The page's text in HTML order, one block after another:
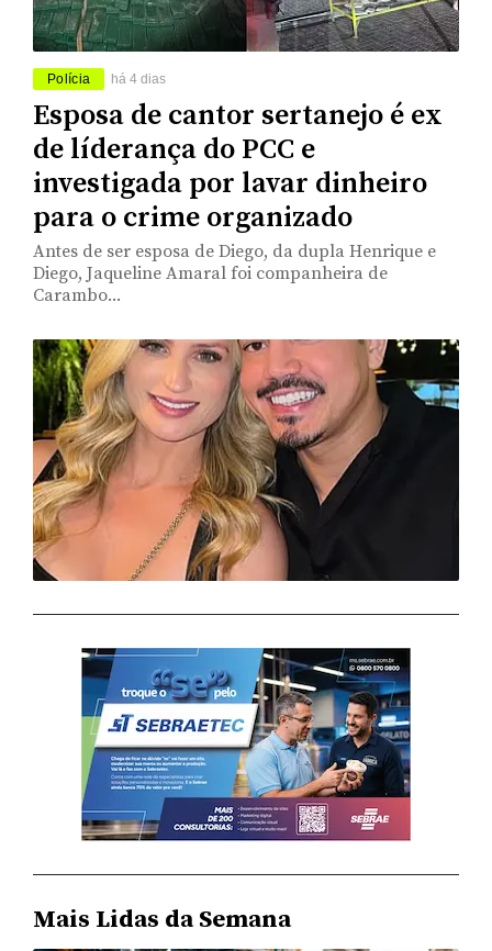
Polícia há 4 dias
Esposa de cantor sertanejo é ex
de líderança do PCC e
investigada por lavar dinheiro
para o crime organizado
Antes de ser esposa de Diego, da dupla Henrique e
Diego, Jaqueline Amaral foi companheira de
Carambo...
Mais Lidas da Semana